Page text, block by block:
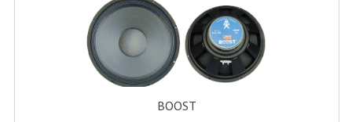
Petit Effets Lumineux
Projecteur De Gobo
Projecteur Extérieur Multifaisceaux
Projecteur Led Sur Batterie
BOOST